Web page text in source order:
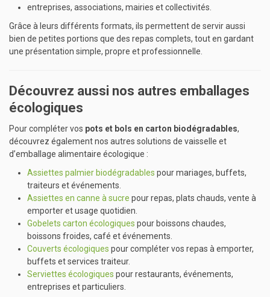
entreprises, associations, mairies et collectivités.
Grâce à leurs différents formats, ils permettent de servir aussi
bien de petites portions que des repas complets, tout en gardant
une présentation simple, propre et professionnelle.
Découvrez aussi nos autres emballages
écologiques
Pour compléter vos pots et bols en carton biodégradables,
découvrez également nos autres solutions de vaisselle et
d’emballage alimentaire écologique :
Assiettes palmier biodégradables pour mariages, buffets,
traiteurs et événements.
Assiettes en canne à sucre pour repas, plats chauds, vente à
emporter et usage quotidien.
Gobelets carton écologiques pour boissons chaudes,
boissons froides, café et événements.
Couverts écologiques pour compléter vos repas à emporter,
buffets et services traiteur.
Serviettes écologiques pour restaurants, événements,
entreprises et particuliers.